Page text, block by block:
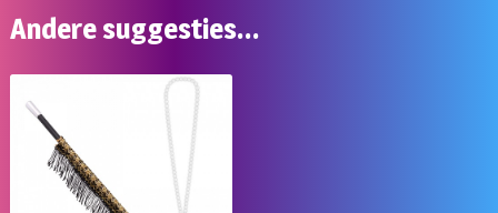
Andere suggesties…